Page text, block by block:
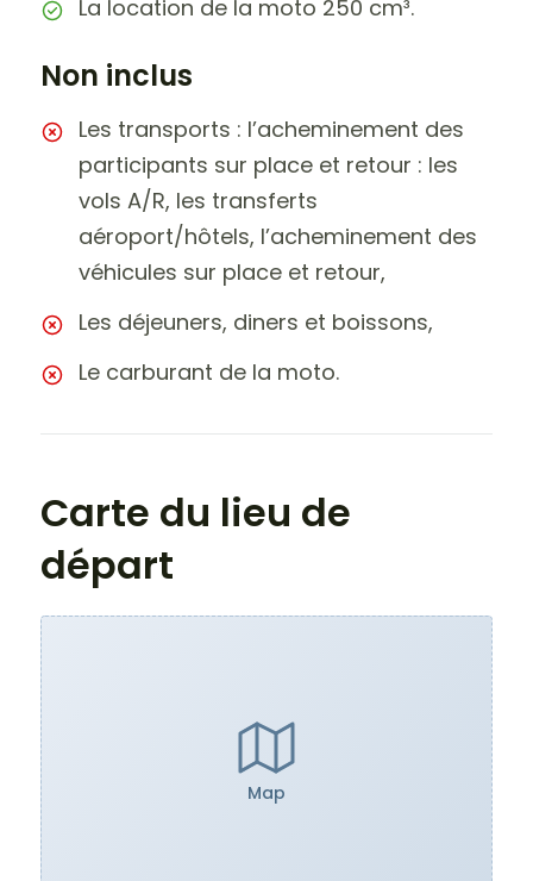
La location de la moto 250 cm³.
Non inclus
Les transports : l’acheminement des
participants sur place et retour : les
vols A/R, les transferts
aéroport/hôtels, l’acheminement des
véhicules sur place et retour,
Les déjeuners, diners et boissons,
Le carburant de la moto.
Carte du lieu de
départ
Map